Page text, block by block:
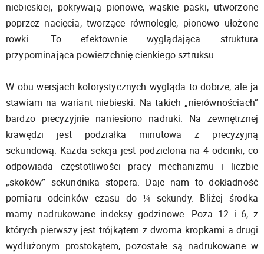
niebieskiej, pokrywają pionowe, wąskie paski, utworzone
poprzez nacięcia, tworzące równolegle, pionowo ułożone
rowki. To efektownie wyglądająca struktura
przypominająca powierzchnię cienkiego sztruksu.
W obu wersjach kolorystycznych wygląda to dobrze, ale ja
stawiam na wariant niebieski. Na takich „nierównościach”
bardzo precyzyjnie naniesiono nadruki. Na zewnętrznej
krawędzi jest podziałka minutowa z precyzyjną
sekundową. Każda sekcja jest podzielona na 4 odcinki, co
odpowiada częstotliwości pracy mechanizmu i liczbie
„skoków” sekundnika stopera. Daje nam to dokładność
pomiaru odcinków czasu do ¼ sekundy. Bliżej środka
mamy nadrukowane indeksy godzinowe. Poza 12 i 6, z
których pierwszy jest trójkątem z dwoma kropkami a drugi
wydłużonym prostokątem, pozostałe są nadrukowane w